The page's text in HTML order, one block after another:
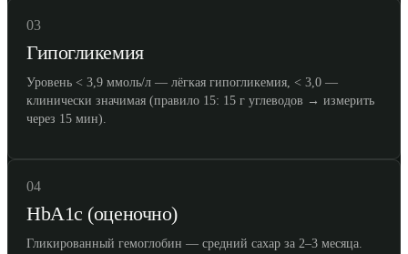
03
Гипогликемия
Уровень < 3,9 ммоль/л — лёгкая гипогликемия, < 3,0 —
клинически значимая (правило 15: 15 г углеводов → измерить
через 15 мин).
04
HbA1c (оценочно)
Гликированный гемоглобин — средний сахар за 2–3 месяца.